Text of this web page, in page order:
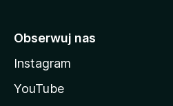
Obserwuj nas
Instagram
YouTube